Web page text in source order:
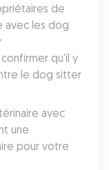
de
avec les dog
qu'il y
le dog sitter
avec
une
pour votre